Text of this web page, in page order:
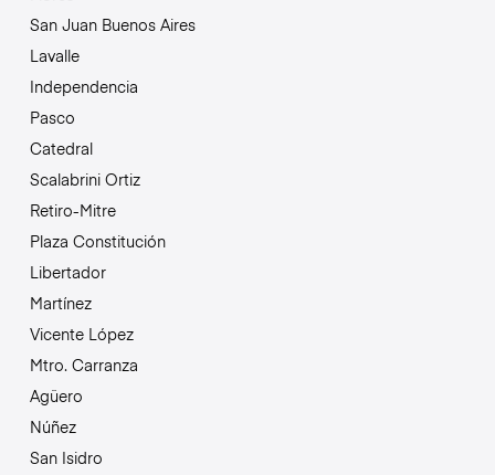
San Juan Buenos Aires
Lavalle
Independencia
Pasco
Catedral
Scalabrini Ortiz
Retiro-Mitre
Plaza Constitución
Libertador
Martínez
Vicente López
Mtro. Carranza
Agüero
Núñez
San Isidro